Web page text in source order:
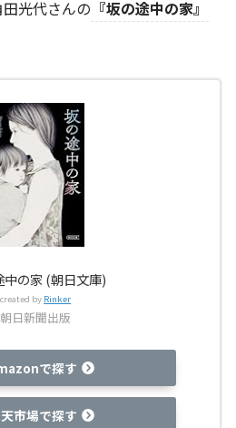
光代さんの 『坂の途中の家』
中の家 (朝日文庫)
created by Rinker
朝日新聞出版
で探す
市場で探す